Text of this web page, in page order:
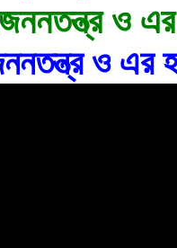
ও
ও এর